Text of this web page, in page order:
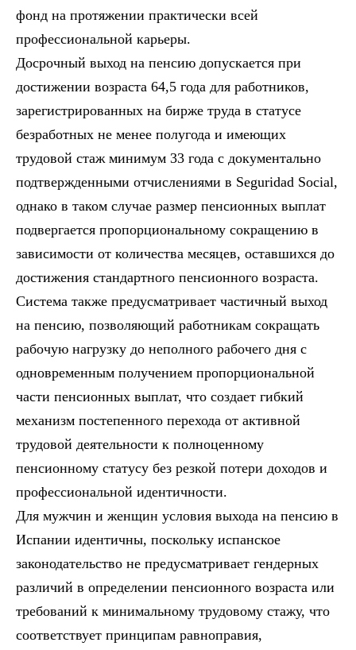
фонд на протяжении практически всей
профессиональной карьеры.
Досрочный выход на пенсию допускается при
достижении возраста 64,5 года для работников,
зарегистрированных на бирже труда в статусе
безработных не менее полугода и имеющих
трудовой стаж минимум 33 года с документально
подтвержденными отчислениями в Seguridad Social,
однако в таком случае размер пенсионных выплат
подвергается пропорциональному сокращению в
зависимости от количества месяцев, оставшихся до
достижения стандартного пенсионного возраста.
Система также предусматривает частичный выход
на пенсию, позволяющий работникам сокращать
рабочую нагрузку до неполного рабочего дня с
одновременным получением пропорциональной
части пенсионных выплат, что создает гибкий
механизм постепенного перехода от активной
трудовой деятельности к полноценному
пенсионному статусу без резкой потери доходов и
профессиональной идентичности.
Для мужчин и женщин условия выхода на пенсию в
Испании идентичны, поскольку испанское
законодательство не предусматривает гендерных
различий в определении пенсионного возраста или
требований к минимальному трудовому стажу, что
соответствует принципам равноправия,